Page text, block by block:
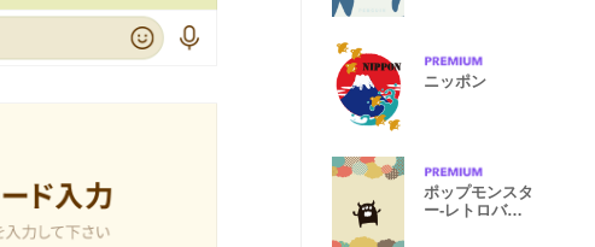
ニッポン
ポップモンスタ
ー-レトロバー